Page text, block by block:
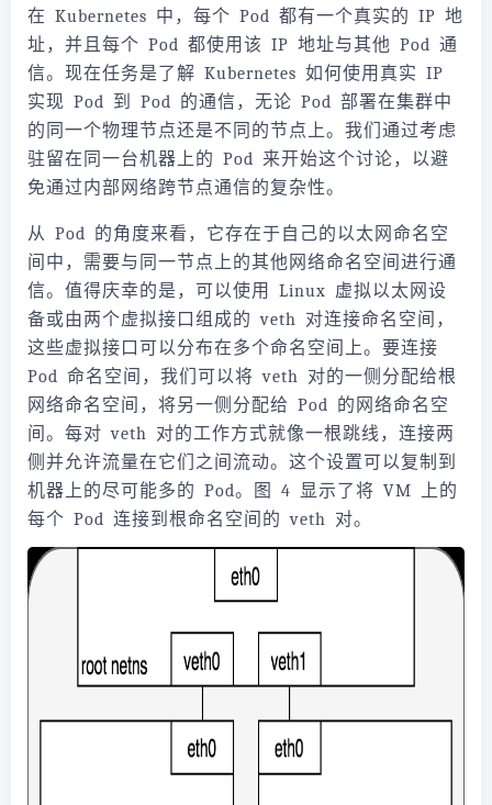
在 Kubernetes 中，每个 Pod 都有一个真实的 IP 地
址，并且每个 Pod 都使用该 IP 地址与其他 Pod 通
信。现在任务是了解 Kubernetes 如何使用真实 IP
实现 Pod 到 Pod 的通信，无论 Pod 部署在集群中
的同一个物理节点还是不同的节点上。我们通过考虑
驻留在同一台机器上的 Pod 来开始这个讨论，以避
免通过内部网络跨节点通信的复杂性。
从 Pod 的角度来看，它存在于自己的以太网命名空
间中，需要与同一节点上的其他网络命名空间进行通
信。值得庆幸的是，可以使用 Linux 虚拟以太网设
备或由两个虚拟接口组成的 veth 对连接命名空间，
这些虚拟接口可以分布在多个命名空间上。要连接
Pod 命名空间，我们可以将 veth 对的一侧分配给根
网络命名空间，将另一侧分配给 Pod 的网络命名空
间。每对 veth 对的工作方式就像一根跳线，连接两
侧并允许流量在它们之间流动。这个设置可以复制到
机器上的尽可能多的 Pod。图 4 显示了将 VM 上的
每个 Pod 连接到根命名空间的 veth 对。